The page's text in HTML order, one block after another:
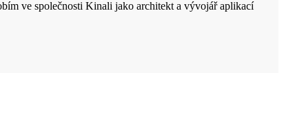
ve společnosti Kinali jako architekt a vývojář aplikací